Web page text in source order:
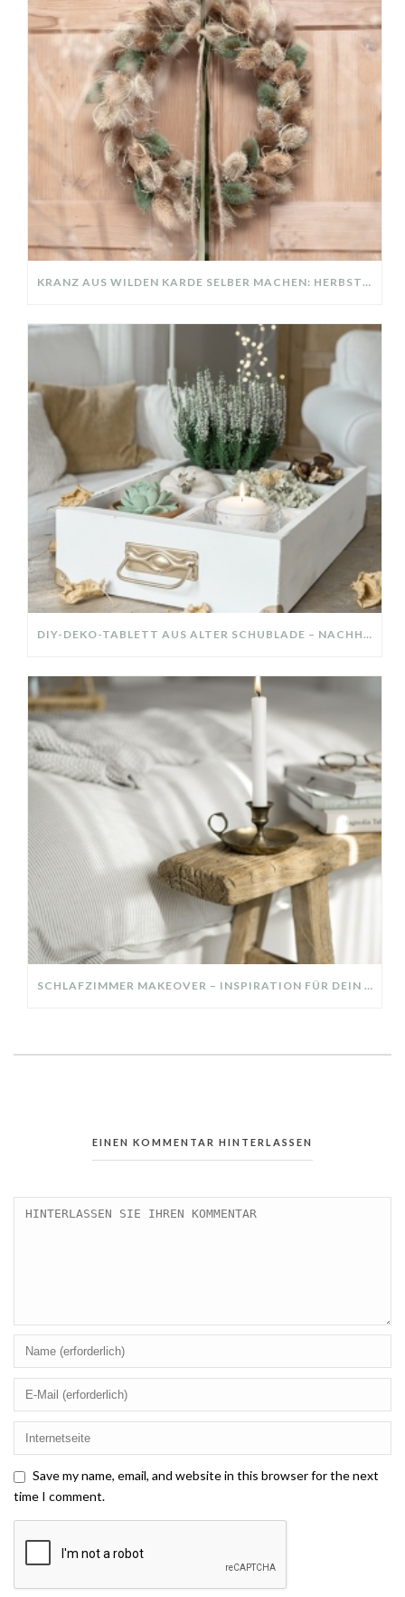
KRANZ AUS WILDEN KARDE SELBER MACHEN: HERBSTDEKO GANZ EINFACH
DIY-DEKO-TABLETT AUS ALTER SCHUBLADE – NACHHALTIGE HERBSTDEKO SELBER MACHEN!
SCHLAFZIMMER MAKEOVER – INSPIRATION FÜR DEIN SCHLAFZIMMER: AUS ALT MACH NEU – HELL, GEMÜTLICH UND EINLADEND
EINEN KOMMENTAR HINTERLASSEN
Save my name, email, and website in this browser for the next
time I comment.